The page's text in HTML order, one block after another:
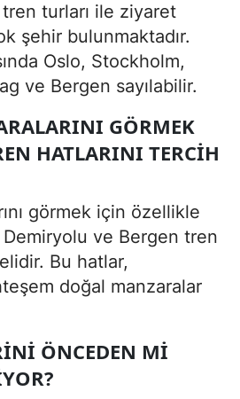
turları ile ziyaret
şehir bulunmaktadır.
Oslo, Stockholm,
ve Bergen sayılabilir.
GÖRMEK
HATLARINI TERCIH
görmek için özellikle
ve Bergen tren
Bu hatlar,
doğal manzaralar
ÖNCEDEN MI